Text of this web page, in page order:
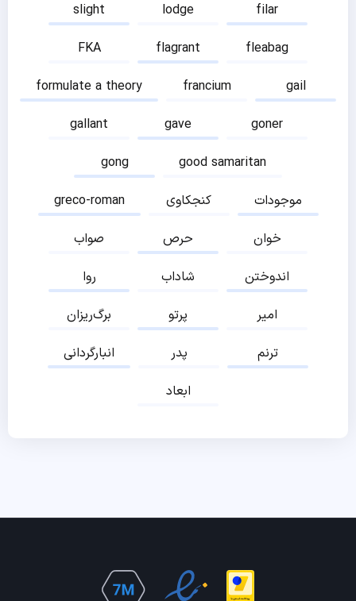
slight lodge
filar
FKA
flagrant
fleabag
formulate a theory
francium
gail
gallant
gave
goner
gong
good samaritan
greco-roman
کنجکاوی
موجودات
صواب
حرص
خوان
روا
شاداب
اندوختن
برگ‌ریزان
پرتو
امیر
انبارگردانی
پدر
ترنم
ابعاد